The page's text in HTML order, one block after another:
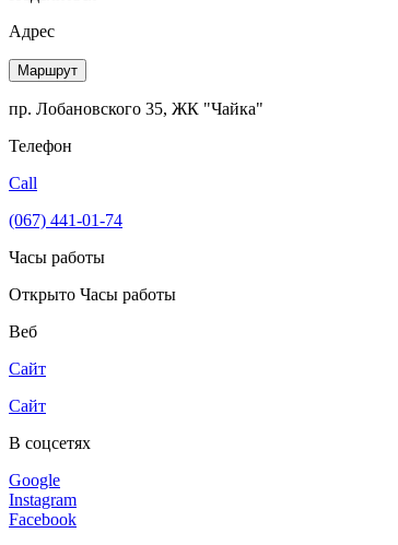
Адрес
Маршрут
пр. Лобановского 35, ЖК "Чайка"
Телефон
Call
(067) 441-01-74
Часы работы
Открыто Часы работы
Веб
Сайт
Сайт
В соцсетях
Google
Instagram
Facebook